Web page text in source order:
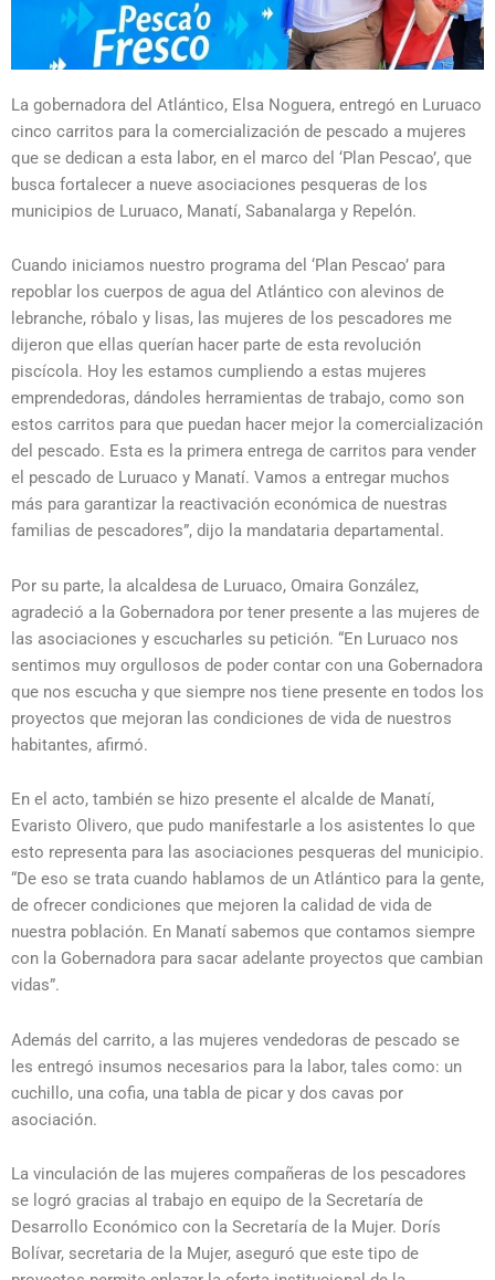
La gobernadora del Atlántico, Elsa Noguera, entregó en Luruaco
cinco carritos para la comercialización de pescado a mujeres
que se dedican a esta labor, en el marco del ‘Plan Pescao’, que
busca fortalecer a nueve asociaciones pesqueras de los
municipios de Luruaco, Manatí, Sabanalarga y Repelón.
Cuando iniciamos nuestro programa del ‘Plan Pescao’ para
repoblar los cuerpos de agua del Atlántico con alevinos de
lebranche, róbalo y lisas, las mujeres de los pescadores me
dijeron que ellas querían hacer parte de esta revolución
piscícola. Hoy les estamos cumpliendo a estas mujeres
emprendedoras, dándoles herramientas de trabajo, como son
estos carritos para que puedan hacer mejor la comercialización
del pescado. Esta es la primera entrega de carritos para vender
el pescado de Luruaco y Manatí. Vamos a entregar muchos
más para garantizar la reactivación económica de nuestras
familias de pescadores”, dijo la mandataria departamental.
Por su parte, la alcaldesa de Luruaco, Omaira González,
agradeció a la Gobernadora por tener presente a las mujeres de
las asociaciones y escucharles su petición. “En Luruaco nos
sentimos muy orgullosos de poder contar con una Gobernadora
que nos escucha y que siempre nos tiene presente en todos los
proyectos que mejoran las condiciones de vida de nuestros
habitantes, afirmó.
En el acto, también se hizo presente el alcalde de Manatí,
Evaristo Olivero, que pudo manifestarle a los asistentes lo que
esto representa para las asociaciones pesqueras del municipio.
“De eso se trata cuando hablamos de un Atlántico para la gente,
de ofrecer condiciones que mejoren la calidad de vida de
nuestra población. En Manatí sabemos que contamos siempre
con la Gobernadora para sacar adelante proyectos que cambian
vidas”.
Además del carrito, a las mujeres vendedoras de pescado se
les entregó insumos necesarios para la labor, tales como: un
cuchillo, una cofia, una tabla de picar y dos cavas por
asociación.
La vinculación de las mujeres compañeras de los pescadores
se logró gracias al trabajo en equipo de la Secretaría de
Desarrollo Económico con la Secretaría de la Mujer. Dorís
Bolívar, secretaria de la Mujer, aseguró que este tipo de